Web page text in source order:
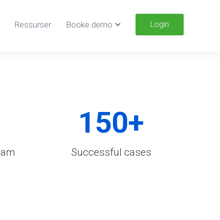
Ressurser Booke demo Login
Successful cases
150+